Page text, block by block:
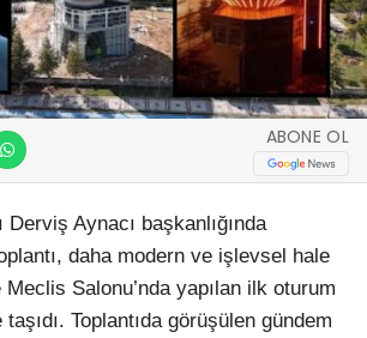
ABONE OL
Derviş Aynacı başkanlığında
daha modern ve işlevsel hale
Salonu’nda yapılan ilk oturum
Toplantıda görüşülen gündem